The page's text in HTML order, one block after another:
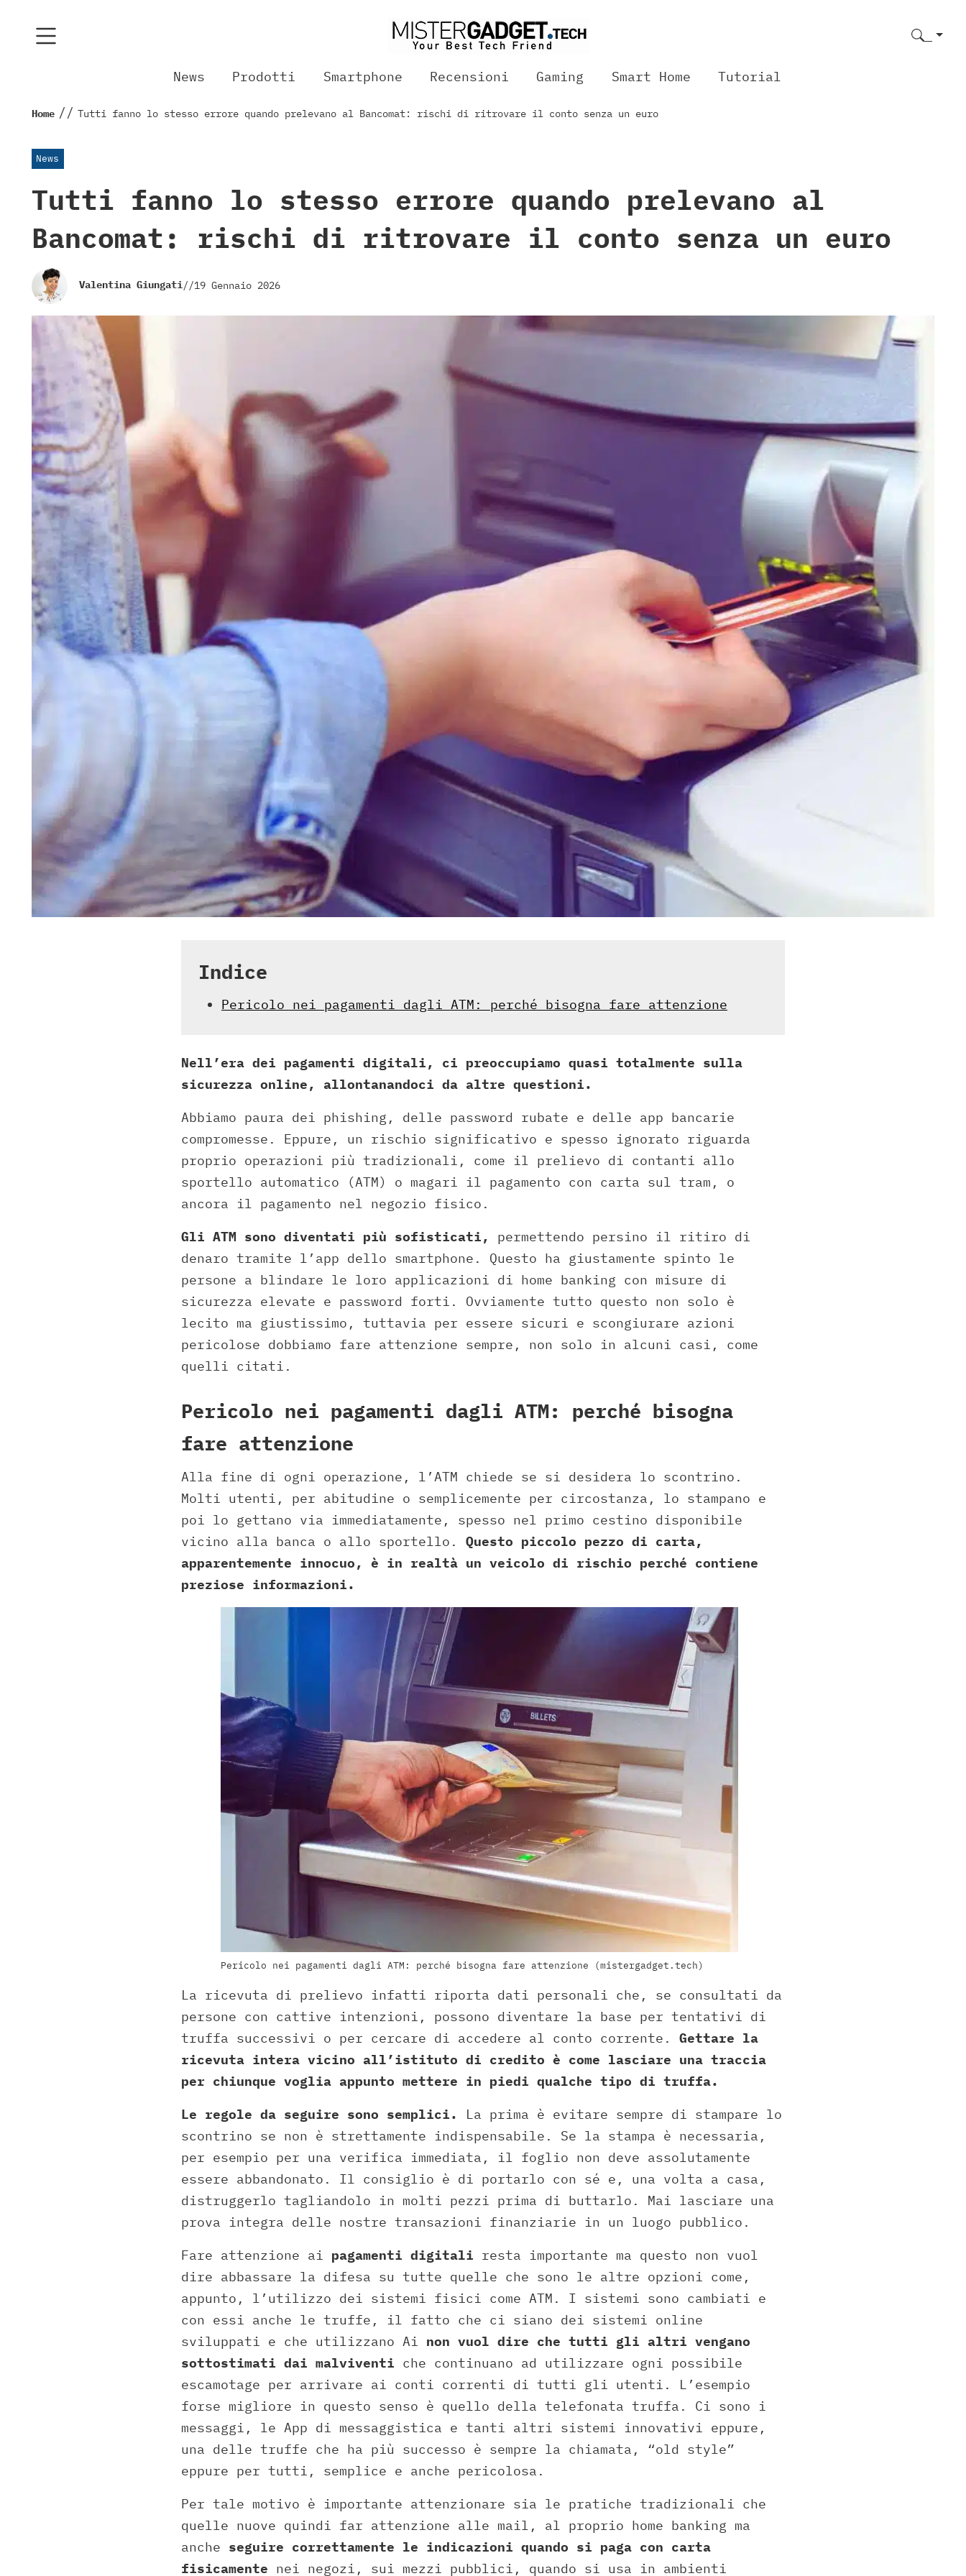
News Prodotti Smartphone Recensioni Gaming Smart Home Tutorial
Home // Tutti fanno lo stesso errore quando prelevano al Bancomat: rischi di ritrovare il conto senza un euro
News
Tutti fanno lo stesso errore quando prelevano al
Bancomat: rischi di ritrovare il conto senza un euro
Valentina Giungati//19 Gennaio 2026
Indice
Pericolo nei pagamenti dagli ATM: perché bisogna fare attenzione
Nell’era dei pagamenti digitali, ci preoccupiamo quasi totalmente sulla
sicurezza online, allontanandoci da altre questioni.
Abbiamo paura dei phishing, delle password rubate e delle app bancarie
compromesse. Eppure, un rischio significativo e spesso ignorato riguarda
proprio operazioni più tradizionali, come il prelievo di contanti allo
sportello automatico (ATM) o magari il pagamento con carta sul tram, o
ancora il pagamento nel negozio fisico.
Gli ATM sono diventati più sofisticati,
permettendo persino il ritiro di
denaro tramite l’app dello smartphone. Questo ha giustamente spinto le
persone a blindare le loro applicazioni di home banking con misure di
sicurezza elevate e password forti. Ovviamente tutto questo non solo è
lecito ma giustissimo, tuttavia per essere sicuri e scongiurare azioni
pericolose dobbiamo fare attenzione sempre, non solo in alcuni casi, come
quelli citati.
Pericolo nei pagamenti dagli ATM: perché bisogna
fare attenzione
Alla fine di ogni operazione, l’ATM chiede se si desidera lo scontrino.
Molti utenti, per abitudine o semplicemente per circostanza, lo stampano e
poi lo gettano via immediatamente, spesso nel primo cestino disponibile
vicino alla banca o allo sportello. Questo piccolo pezzo di carta,
apparentemente innocuo, è in realtà un veicolo di rischio perché contiene
preziose informazioni.
Pericolo nei pagamenti dagli ATM: perché bisogna fare attenzione (mistergadget.tech)
La ricevuta di prelievo infatti riporta dati personali che, se consultati da
persone con cattive intenzioni, possono diventare la base per tentativi di
truffa successivi o per cercare di accedere al conto corrente. Gettare la
ricevuta intera vicino all’istituto di credito è come lasciare una traccia
per chiunque voglia appunto mettere in piedi qualche tipo di truffa.
Le regole da seguire sono semplici. La prima è evitare sempre di stampare lo
scontrino se non è strettamente indispensabile. Se la stampa è necessaria,
per esempio per una verifica immediata, il foglio non deve assolutamente
essere abbandonato. Il consiglio è di portarlo con sé e, una volta a casa,
distruggerlo tagliandolo in molti pezzi prima di buttarlo. Mai lasciare una
prova integra delle nostre transazioni finanziarie in un luogo pubblico.
Fare attenzione ai pagamenti digitali resta importante ma questo non vuol
dire abbassare la difesa su tutte quelle che sono le altre opzioni come,
appunto, l’utilizzo dei sistemi fisici come ATM. I sistemi sono cambiati e
con essi anche le truffe, il fatto che ci siano dei sistemi online
sviluppati e che utilizzano Ai non vuol dire che tutti gli altri vengano
sottostimati dai malviventi che continuano ad utilizzare ogni possibile
escamotage per arrivare ai conti correnti di tutti gli utenti. L’esempio
forse migliore in questo senso è quello della telefonata truffa. Ci sono i
messaggi, le App di messaggistica e tanti altri sistemi innovativi eppure,
una delle truffe che ha più successo è sempre la chiamata, “old style”
eppure per tutti, semplice e anche pericolosa.
Per tale motivo è importante attenzionare sia le pratiche tradizionali che
quelle nuove quindi far attenzione alle mail, al proprio home banking ma
anche seguire correttamente le indicazioni quando si paga con carta
fisicamente nei negozi, sui mezzi pubblici, quando si usa in ambienti